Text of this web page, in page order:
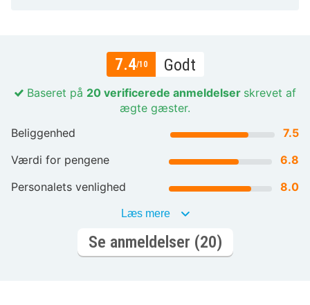
7.4/10 Godt
Baseret på 20 verificerede anmeldelser skrevet af
ægte gæster.
Beliggenhed
7.5
Værdi for pengene
6.8
Personalets venlighed
8.0
Læs mere
Se anmeldelser (20)